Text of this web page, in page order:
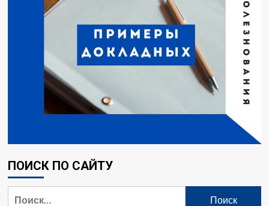
ПОИСК ПО САЙТУ